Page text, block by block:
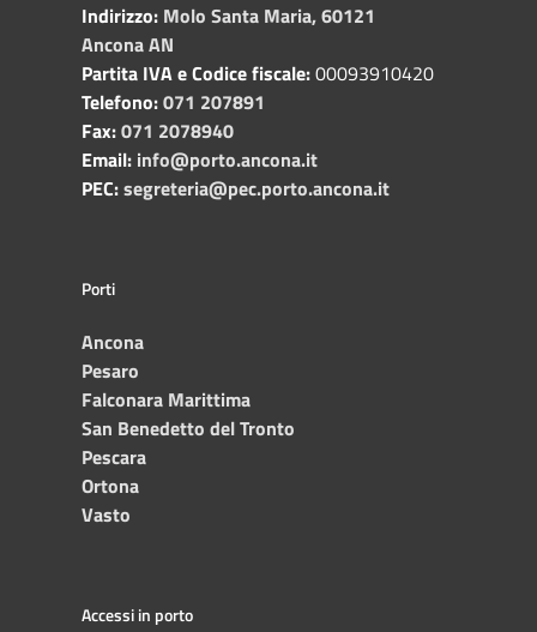
Indirizzo: Molo Santa Maria, 60121
Ancona AN
Partita IVA e Codice fiscale:00093910420
Telefono:071 207891
Fax:071 2078940
Email: info@porto.ancona.it
PEC:segreteria@pec.porto.ancona.it
Porti
Ancona
Pesaro
Falconara Marittima
San Benedetto del Tronto
Pescara
Ortona
Vasto
Accessi in porto